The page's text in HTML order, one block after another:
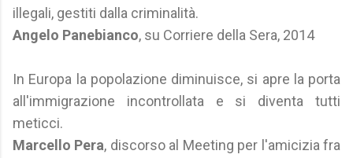
illegali, gestiti dalla criminalità.
Angelo Panebianco, su Corriere della Sera, 2014
In Europa la popolazione diminuisce, si apre la porta
all'immigrazione incontrollata e si diventa tutti
meticci.
Marcello Pera, discorso al Meeting per l'amicizia fra